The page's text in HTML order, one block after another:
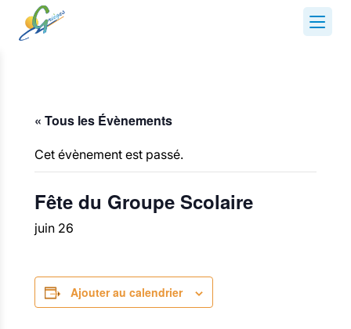
« Tous les Évènements
Cet évènement est passé.
Fête du Groupe Scolaire
juin 26
Ajouter au calendrier